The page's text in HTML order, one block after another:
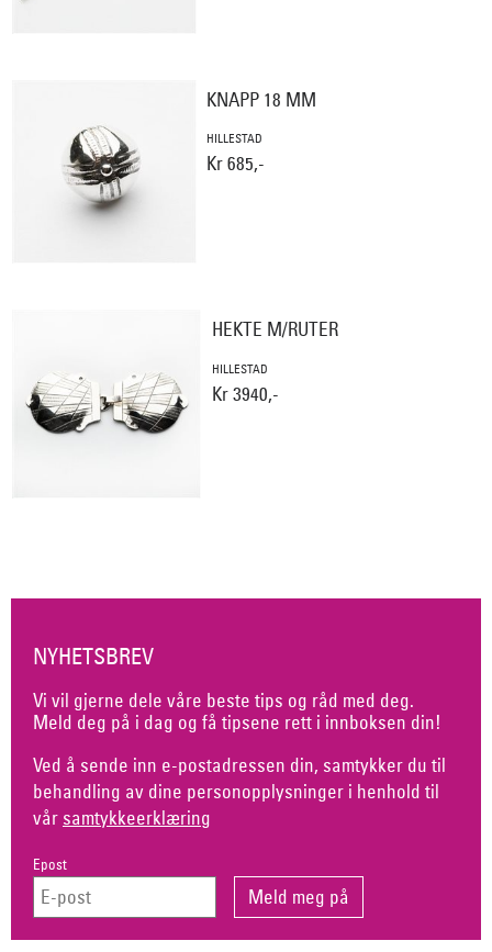
KNAPP 18 MM
HILLESTAD
Kr 685,-
HEKTE M/RUTER
HILLESTAD
Kr 3940,-
NYHETSBREV
Vi vil gjerne dele våre beste tips og råd med deg.
Meld deg på i dag og få tipsene rett i innboksen din!
Ved å sende inn e-postadressen din, samtykker du til
behandling av dine personopplysninger i henhold til
vår samtykkeerklæring
Epost